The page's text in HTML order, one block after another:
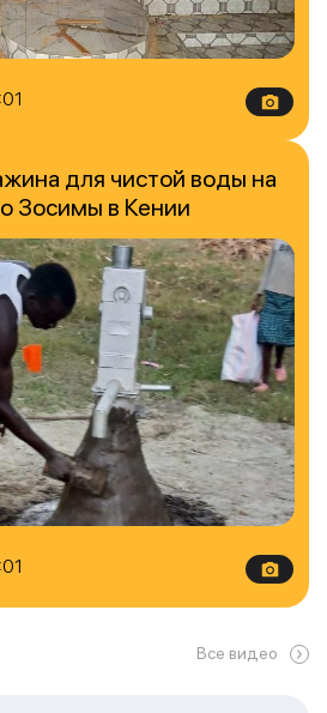
для чистой воды на
Зосимы в Кении
Все видео